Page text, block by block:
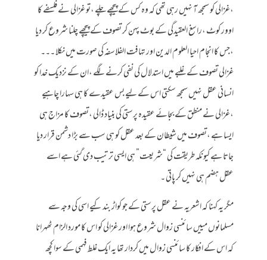
،غزالی کو سمجھ آ نہیں رہی تھی کہ وہ کس کے پیچھے چلے ،تو غزالی نے فلسفے کا
اوور کوٹ ،راسغ العقیدگی کے بوٹ پہن کر تصوف کے پیچھے چلنا شروع کر دیا
،جس کا انجام احیا العلوم الدین اور تہافت الفلاسفہ کی صورت میں نکلا ۔۔۔
غزالی تصوف کے غلبے میں استدلال کی نفی کرنے لگے ،ان کے نزدیک خدا کو
انسانی عقل نہیں سمجھ سکتی اس کے لیے بس عقیدے کا ہی سہارا چاہیے
،غزالی نے منطق کے بجائے عقیدہ پرستی کی بنیاد ڈالی ،تصوف کا مزاج ہی
ایسا ہے ،تصوف میں شیطان کے بعد عقل کو ہی سب سے بڑا دشمن قرار دیا
جاتا ہے کیونکہ طریقت کی “شریعت” ہی ایسی ترتیب دی گئی ہے اسے
عقل ہضم ہی نہیں کر پاتی ۔
مگر یہ کہنا کہ اشعریہ نے عقل پرستی کے جو کواڑ بند کیے اسی کی وجہ سے
مسلمانوں مییں سائنسی زوال شروع ہوا اور غزالی کو اس کا مورد الزام ٹھہرانا
کہ اس کے افکار کا سائنسی زوال میں کردار تھا یہ ایک غلط فہمی کے سوا کچھ